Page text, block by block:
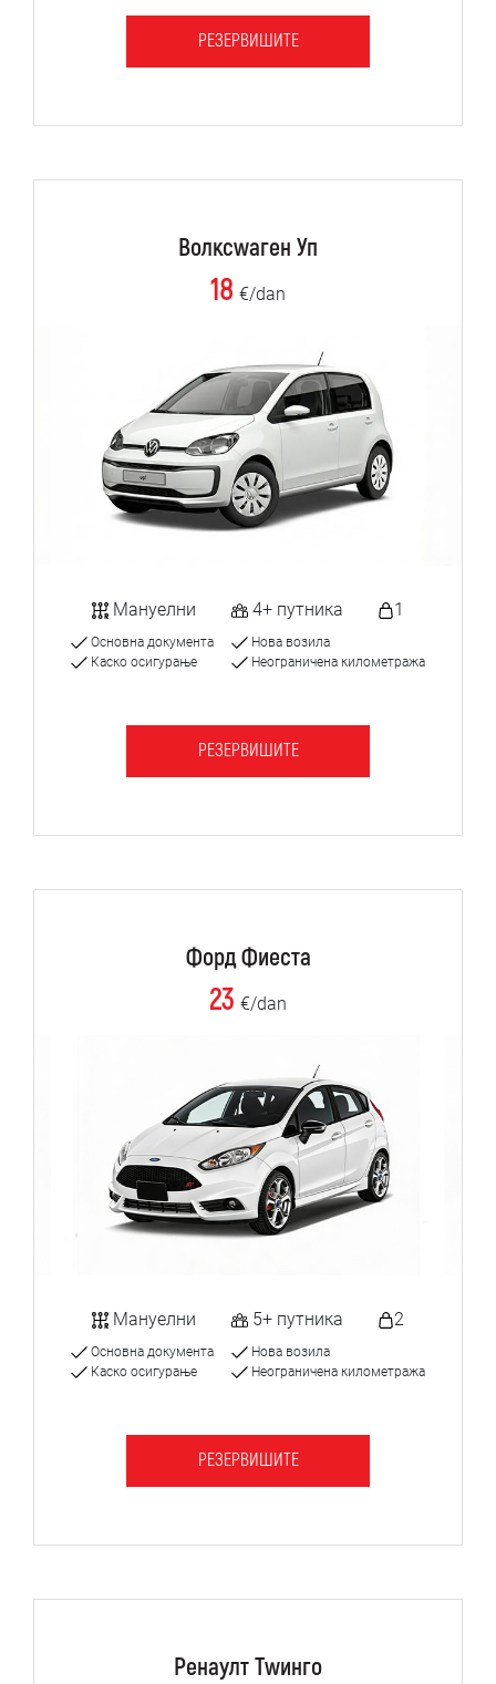
РЕЗЕРВИШИТЕ
Волксwаген Уп
18 €/dan
Мануелни 4+ путника 1
Основна документа
Каско осигурање
Нова возила
Неограничена километража
РЕЗЕРВИШИТЕ
Форд Фиеста
23 €/dan
Мануелни 5+ путника 2
Основна документа
Каско осигурање
Нова возила
Неограничена километража
РЕЗЕРВИШИТЕ
Ренаулт Тwинго